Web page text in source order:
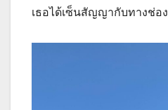
เธอได้เซ็นสัญญากับทางช่อ